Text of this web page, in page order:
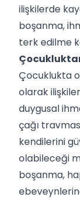
ilişkilerde
boşanma,
terk edilme
Çocuklukta
olarak
duygusal
çağı
kendilerini
olabileceği
boşanma,